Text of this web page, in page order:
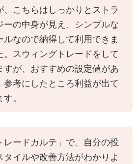
、こちらはしっかりとストラ
ーの中身が見え、シンプルな
ルなので納得して利用できま
。スウィングトレードをして
すが、おすすめの設定値があ
参考にしたところ利益が出て
。
レードカルテ」で、自分の投
タイルや改善方法がわかりよ